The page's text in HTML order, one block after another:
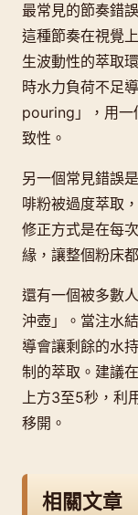
最常見的節奏錯
這種節奏在視覺
生波動性的萃取
時水力負荷不足
pouring」，用一
致性。
另一個常見錯誤
啡粉被過度萃取
修正方式是在每
緣，讓整個粉床
還有一個被多數
沖壺」。當注水
導會讓剩餘的水
制的萃取。建議
上方3至5秒，利
移開。
相關文章